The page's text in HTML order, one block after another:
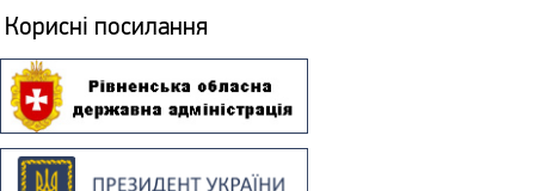
Корисні посилання